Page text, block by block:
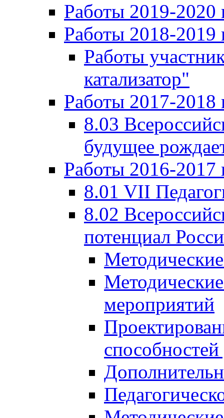
Работы 2019-2020
Работы 2018-2019
Работы
катализатор"
Работы 2017-2018
8.03
будущее
Работы 2016-2017
8.01 VII
8.02
потенциал
мероприятий